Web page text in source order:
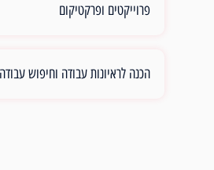
פרוייקטים ופרקטיקום
הכנה לראיונות עבודה וחיפוש עבודה